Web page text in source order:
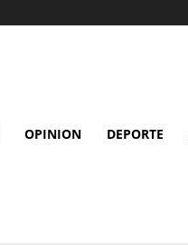
OPINION DEPORTE